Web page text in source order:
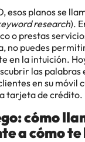
esos planos se
research).
o prestas
no puedes
en la intuición.
las palabras
en su móvil
tarjeta de crédito.
cómo
a cómo te